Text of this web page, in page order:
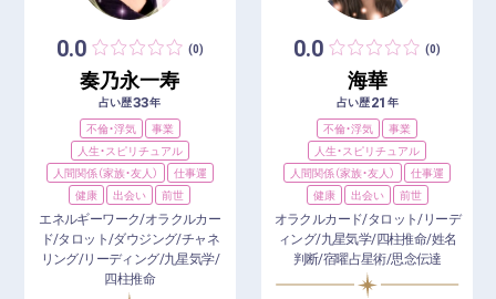
0.0 (0)
奏乃永一寿
占い歴33年
不倫・浮気
事業
人生・スピリチュアル
人間関係（家族・友人）
仕事運
健康
出会い 前世
エネルギーワーク/オラクルカー
ド/タロット/ダウジング/チャネ
リング/リーディング/九星気学/
四柱推命
0.0 (0)
海華
占い歴21 年
不倫・浮気
事業
人生・スピリチュアル
人間関係（家族・友人）
仕事運
健康
出会い 前世
オラクルカード/タロット/リーデ
ィング/九星気学/四柱推命/姓名
判断/宿曜占星術/思念伝達